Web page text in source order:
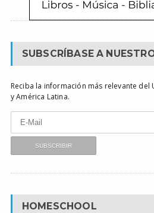
SUBSCRÍBASE A
Reciba la información más relevante del
y América Latina.
HOMESCHOOL